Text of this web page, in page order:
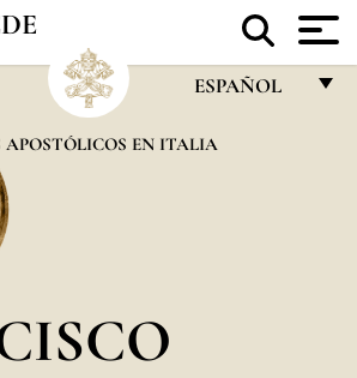
ESPAÑOL
FRANÇAIS
APOSTÓLICOS EN ITALIA